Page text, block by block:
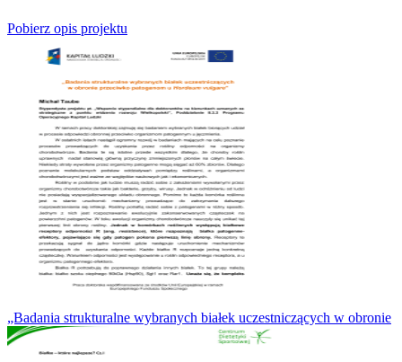
Pobierz opis projektu
„Badania strukturalne wybranych białek uczestniczących w obronie